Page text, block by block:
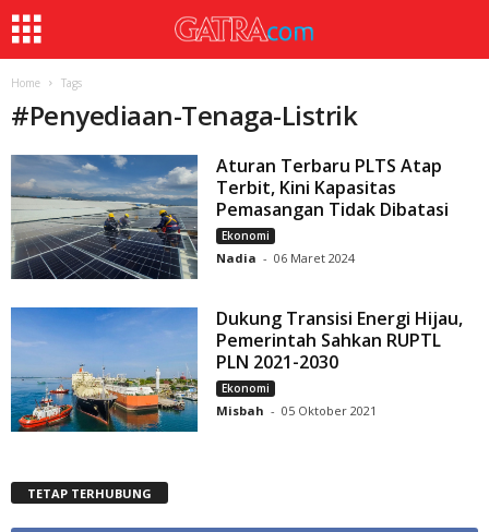
Home Tags
#Penyediaan-Tenaga-Listrik
Aturan Terbaru PLTS Atap
Terbit, Kini Kapasitas
Pemasangan Tidak Dibatasi
Ekonomi
Nadia - 06 Maret 2024
Dukung Transisi Energi Hijau,
Pemerintah Sahkan RUPTL
PLN 2021-2030
Ekonomi
Misbah - 05 Oktober 2021
TETAP TERHUBUNG